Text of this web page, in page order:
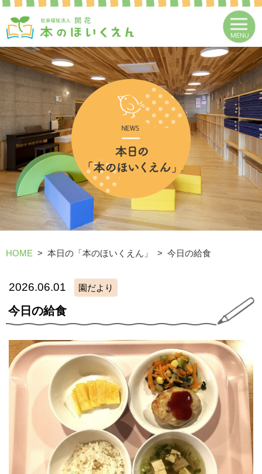
HOME 本日の「本のほいくえん」 今日の給食
2026.06.01 園だより
今日の給食